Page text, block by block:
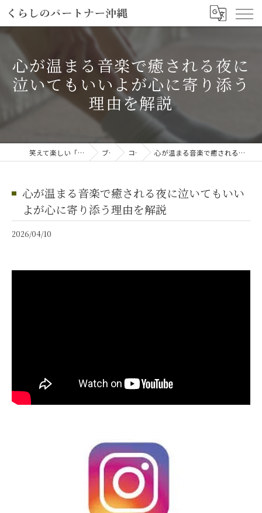
心が温まる音楽で癒される夜に
泣いてもいいよが心に寄り添う
理由を解説
笑えて楽しい「笑える介護予防体操教室」 ブログ コラム 心が温まる音楽で癒される夜に泣いてもいいよが心に寄り添う理由を解説
心が温まる音楽で癒される夜に泣いてもいい
よが心に寄り添う理由を解説
2026/04/10